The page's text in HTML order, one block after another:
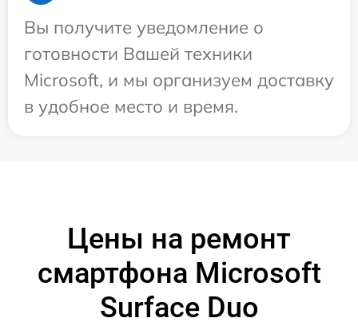
Вы получите уведомление о
готовности Вашей техники
Microsoft, и мы организуем доставку
в удобное место и время.
Цены на ремонт
смартфона Microsoft
Surface Duo